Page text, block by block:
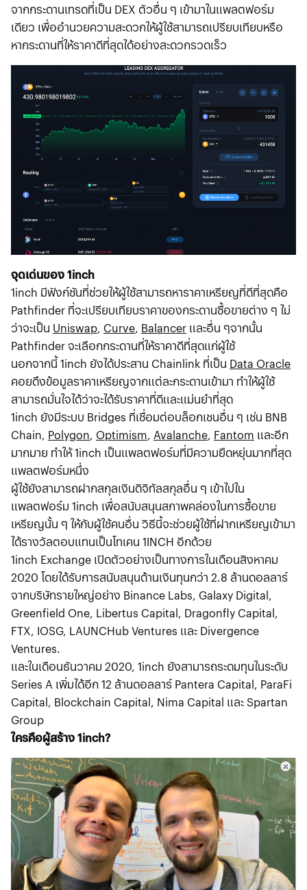
จากกระดานเทรดที่เป็น DEX ตัวอื่น ๆ เข้ามาในแพลตฟอร์ม
เดียว เพื่ออำนวยความสะดวกให้ผู้ใช้สามารถเปรียบเทียบหรือ
หากระดานที่ให้ราคาดีที่สุดได้อย่างสะดวกรวดเร็ว
จุดเด่นของ 1inch
1inch มีฟังก์ชันที่ช่วยให้ผู้ใช้สามารถหาราคาเหรียญที่ดีที่สุดคือ
Pathfinder ที่จะเปรียบเทียบราคาของกระดานซื้อขายต่าง ๆ ไม่
ว่าจะเป็น Uniswap, Curve, Balancer และอื่น ๆจากนั้น
Pathfinder จะเลือกกระดานที่ให้ราคาดีที่สุดแก่ผู้ใช้
นอกจากนี้ 1inch ยังได้ประสาน Chainlink ที่เป็น Data Oracle
คอยดึงข้อมูลราคาเหรียญจากแต่ละกระดานเข้ามา ทำให้ผู้ใช้
สามารถมั่นใจได้ว่าจะได้รับราคาที่ดีและแม่นยำที่สุด
1inch ยังมีระบบ Bridges ที่เชื่อมต่อบล็อกเชนอื่น ๆ เช่น BNB
Chain, Polygon, Optimism, Avalanche, Fantom และอีก
มากมาย ทำให้ 1inch เป็นแพลตฟอร์มที่มีความยืดหยุ่นมากที่สุด
แพลตฟอร์มหนึ่ง
ผู้ใช้ยังสามารถฝากสกุลเงินดิจิทัลสกุลอื่น ๆ เข้าไปใน
แพลตฟอร์ม 1inch เพื่อสนับสนุนสภาพคล่องในการซื้อขาย
เหรียญนั้น ๆ ให้กับผู้ใช้คนอื่น วิธีนี้จะช่วยผู้ใช้ที่ฝากเหรียญเข้ามา
ได้รางวัลตอบแทนเป็นโทเคน 1INCH อีกด้วย
1inch Exchange เปิดตัวอย่างเป็นทางการในเดือนสิงหาคม
2020 โดยได้รับการสนับสนุนด้านเงินทุนกว่า 2.8 ล้านดอลลาร์
จากบริษัทรายใหญ่อย่าง Binance Labs, Galaxy Digital,
Greenfield One, Libertus Capital, Dragonfly Capital,
FTX, IOSG, LAUNCHub Ventures และ Divergence
Ventures.
และในเดือนธันวาคม 2020, 1inch ยังสามารถระดมทุนในระดับ
Series A เพิ่มได้อีก 12 ล้านดอลลาร์ Pantera Capital, ParaFi
Capital, Blockchain Capital, Nima Capital และ Spartan
Group
ใครคือผู้สร้าง 1inch?